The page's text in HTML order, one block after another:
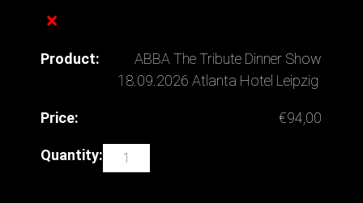
×
ABBA The Tribute Dinner Show
18.09.2026 Atlanta Hotel Leipzig
€94,00
ABBA
The